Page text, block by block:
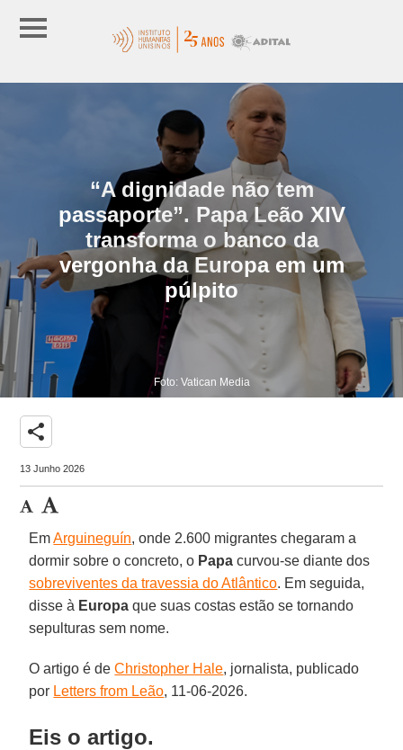
“A dignidade não tem
passaporte”. Papa Leão XIV
transforma o banco da
vergonha da Europa em um
púlpito
Foto: Vatican Media
share
13 Junho 2026
EmArguineguín, onde 2.600 migrantes chegaram a
dormir sobre o concreto, o Papa curvou-se diante dos
sobreviventes da travessia do Atlântico. Em seguida,
disse à Europa que suas costas estão se tornando
sepulturas sem nome.
O artigo é deChristopher Hale, jornalista, publicado
por Letters from Leão, 11-06-2026.
Eis o artigo.